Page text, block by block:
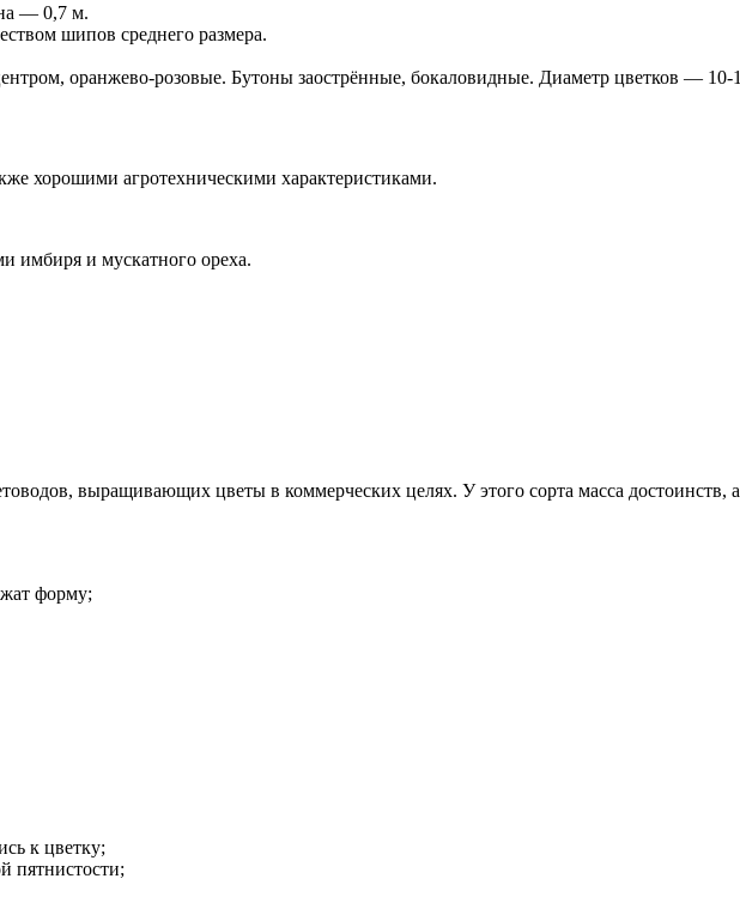
— 0,7 м.
шипов среднего размера.
оранжево-розовые. Бутоны заострённые, бокаловидные. Диаметр цветков — 10-
хорошими агротехническими характеристиками.
имбиря и мускатного ореха.
выращивающих цветы в коммерческих целях. У этого сорта масса достоинств,
форму;
к цветку;
пятнистости;